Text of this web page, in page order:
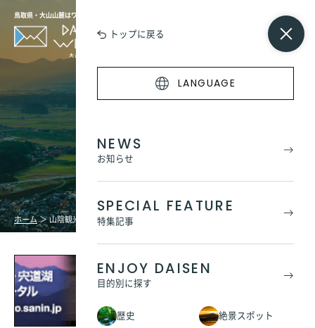
トップに戻る
LANGUAGE
NEWS
お知らせ
SPECIAL FEATURE
特集記事
ENJOY DAISEN
目的別に探す
歴史 絶景スポット
鳥取県・大山山麓はワンダーの宝庫
ホーム＞山陰観光リンク
山陰観光【神々のふるさと山陰】鳥取